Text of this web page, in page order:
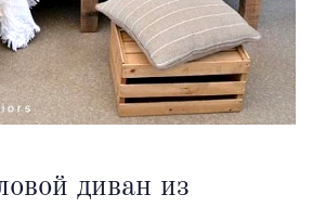
диван из